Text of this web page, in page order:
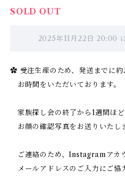
SOLD OUT
2025年11月22日 20:00
✿ 受注生産のため、発送までに約
お時間をいただいております。
家族探し会の終了から1週間ほど
お顔の確認写真をお送りいたし
ご連絡のため、Instagramアカ
メールアドレスのご入力にご協